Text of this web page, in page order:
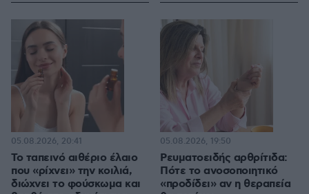
Το ταπεινό αιθέριο έλαιο
που «ρίχνει» την κοιλιά,
διώχνει το φούσκωμα και
05.08.2026, 20:41
Ρευματοειδής αρθρίτιδα:
Πότε το ανοσοποιητικό
«προδίδει» αν η θεραπεία
05.08.2026, 19:50